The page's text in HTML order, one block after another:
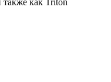
как Triton